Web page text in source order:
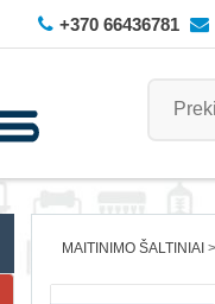
+370 66436781
MAITINIMO ŠALTINIAI